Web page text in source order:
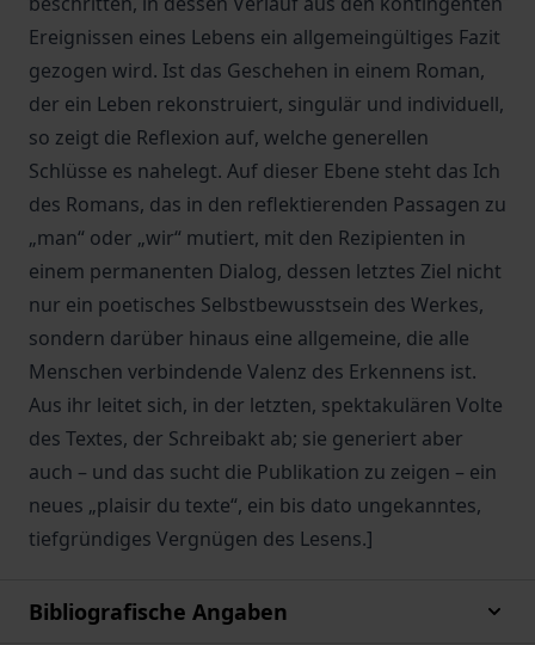
Ereignissen eines Lebens ein allgemeingültiges Fazit
gezogen wird. Ist das Geschehen in einem Roman,
der ein Leben rekonstruiert, singulär und individuell,
so zeigt die Reflexion auf, welche generellen
Schlüsse es nahelegt. Auf dieser Ebene steht das Ich
des Romans, das in den reflektierenden Passagen zu
„man“ oder „wir“ mutiert, mit den Rezipienten in
einem permanenten Dialog, dessen letztes Ziel nicht
nur ein poetisches Selbstbewusstsein des Werkes,
sondern darüber hinaus eine allgemeine, die alle
Menschen verbindende Valenz des Erkennens ist.
Aus ihr leitet sich, in der letzten, spektakulären Volte
des Textes, der Schreibakt ab; sie generiert aber
auch – und das sucht die Publikation zu zeigen – ein
neues „plaisir du texte“, ein bis dato ungekanntes,
tiefgründiges Vergnügen des Lesens.]
Bibliografische Angaben